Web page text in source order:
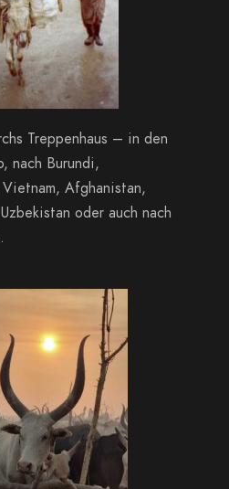
Treppenhaus – in den
nach Burundi,
Afghanistan,
oder auch nach